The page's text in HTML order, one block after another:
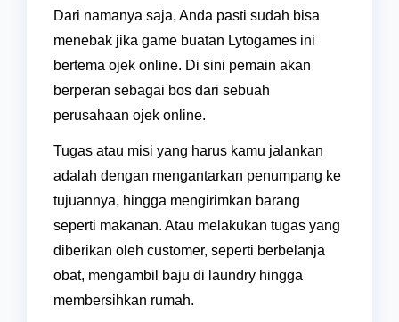
Dari namanya saja, Anda pasti sudah bisa
menebak jika game buatan Lytogames ini
bertema ojek online. Di sini pemain akan
berperan sebagai bos dari sebuah
perusahaan ojek online.
Tugas atau misi yang harus kamu jalankan
adalah dengan mengantarkan penumpang ke
tujuannya, hingga mengirimkan barang
seperti makanan. Atau melakukan tugas yang
diberikan oleh customer, seperti berbelanja
obat, mengambil baju di laundry hingga
membersihkan rumah.